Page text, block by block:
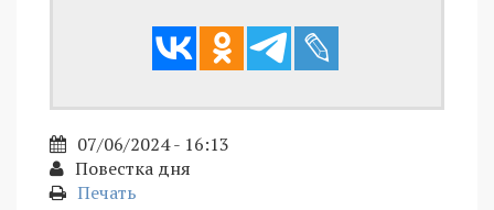
07/06/2024 - 16:13
Повестка дня
Печать